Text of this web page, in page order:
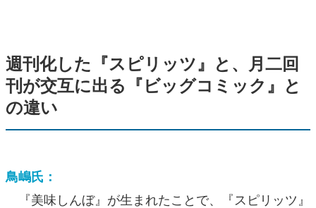
週刊化した『スピリッツ』と、月二回
刊が交互に出る『ビッグコミック』と
の違い
鳥嶋氏：
『美味しんぼ』が生まれたことで、『スピリッツ』